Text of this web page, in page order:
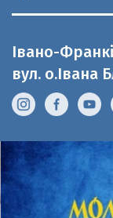
Івано-
вул. о.Івана